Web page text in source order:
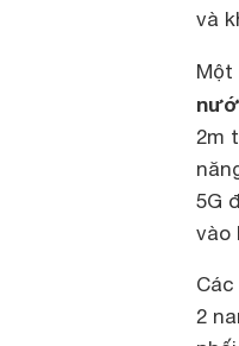
và
Một
2m
5G
vào
2